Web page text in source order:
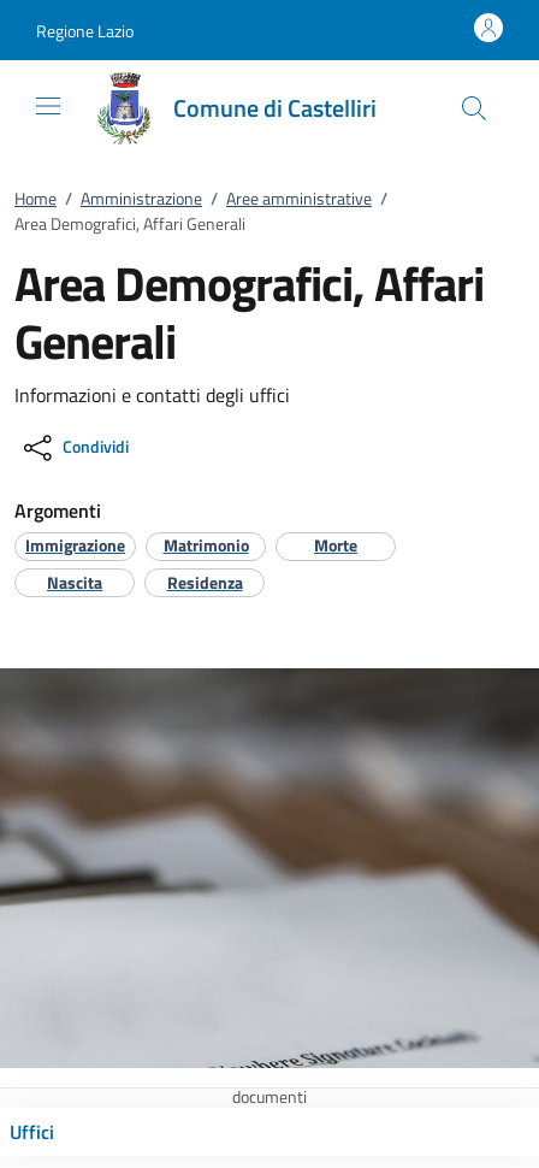
Regione Lazio
Comune di Castelliri
Home / Amministrazione / Aree amministrative /
Area Demografici, Affari Generali
Area Demografici, Affari
Generali
Informazioni e contatti degli uffici
Condividi
Argomenti
Immigrazione Matrimonio
Morte
Nascita
Residenza
documenti
Uffici